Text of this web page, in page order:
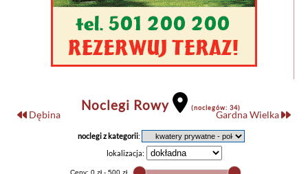
Noclegi Rowy (noclegów: 34)
Dębina Gardna Wielka
noclegi z kategorii:
lokalizacja: